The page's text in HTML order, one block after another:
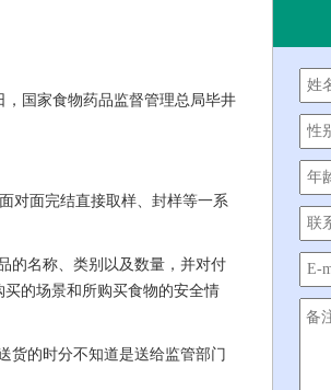
，国家食物药品监督管理总局毕井
对面完结直接取样、封样等一系
的名称、类别以及数量，并对付
的场景和所购买食物的安全情
货的时分不知道是送给监管部门